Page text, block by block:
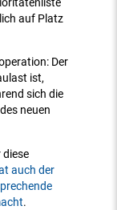
auf Platz
Der
ist,
sich die
neuen
auch der
.